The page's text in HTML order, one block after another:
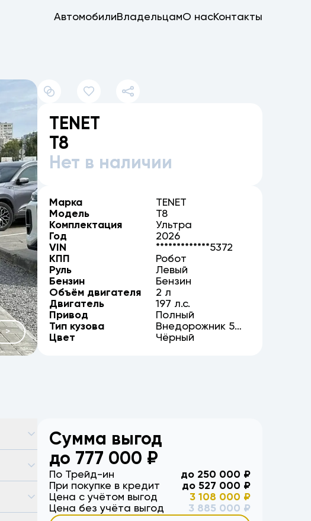
АвтомобилиВладельцамО насКонтакты
>
TENET
T8
Нет в наличии
Марка
TENET
Модель
T8
Комплектация
Ультра
Год
2026
VIN
*************5372
КПП
Робот
Руль
Левый
Бензин
Бензин
Объём двигателя
2 л
Двигатель
197 л.с.
Привод
Полный
Тип кузова
Внедорожник 5
дв.
Цвет Чёрный
Сумма выгод
до 777 000 ₽
По Трейд-ин до 250 000 ₽
При покупке в кредит
до 527 000 ₽
Цена с учётом выгод
3 108 000 ₽
Цена без учёта выгод
3 885 000 ₽